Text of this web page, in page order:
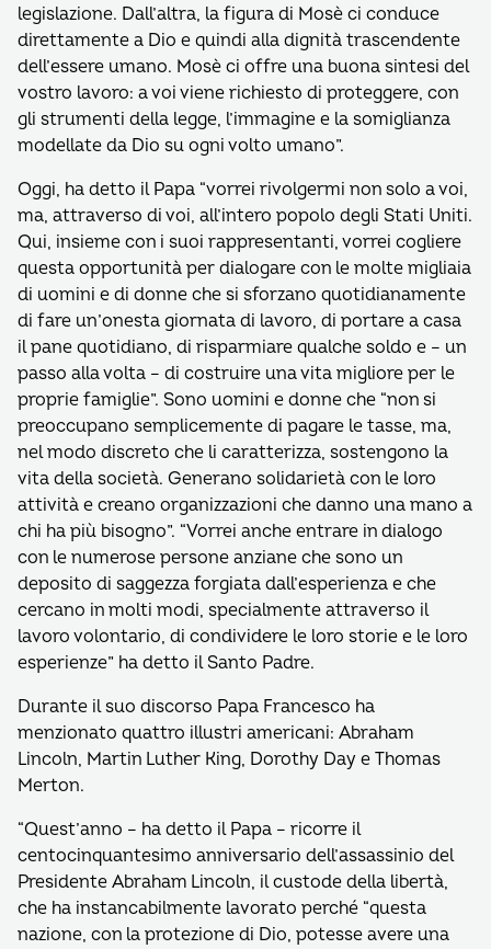
legislazione. Dall’altra, la figura di Mosè ci conduce
direttamente a Dio e quindi alla dignità trascendente
dell’essere umano. Mosè ci offre una buona sintesi del
vostro lavoro: a voi viene richiesto di proteggere, con
gli strumenti della legge, l’immagine e la somiglianza
modellate da Dio su ogni volto umano”.
Oggi, ha detto il Papa “vorrei rivolgermi non solo a voi,
ma, attraverso di voi, all’intero popolo degli Stati Uniti.
Qui, insieme con i suoi rappresentanti, vorrei cogliere
questa opportunità per dialogare con le molte migliaia
di uomini e di donne che si sforzano quotidianamente
di fare un’onesta giornata di lavoro, di portare a casa
il pane quotidiano, di risparmiare qualche soldo e – un
passo alla volta – di costruire una vita migliore per le
proprie famiglie”. Sono uomini e donne che “non si
preoccupano semplicemente di pagare le tasse, ma,
nel modo discreto che li caratterizza, sostengono la
vita della società. Generano solidarietà con le loro
attività e creano organizzazioni che danno una mano a
chi ha più bisogno”. “Vorrei anche entrare in dialogo
con le numerose persone anziane che sono un
deposito di saggezza forgiata dall’esperienza e che
cercano in molti modi, specialmente attraverso il
lavoro volontario, di condividere le loro storie e le loro
esperienze” ha detto il Santo Padre.
Durante il suo discorso Papa Francesco ha
menzionato quattro illustri americani: Abraham
Lincoln, Martin Luther King, Dorothy Day e Thomas
Merton.
“Quest’anno – ha detto il Papa – ricorre il
centocinquantesimo anniversario dell’assassinio del
Presidente Abraham Lincoln, il custode della libertà,
che ha instancabilmente lavorato perché “questa
nazione, con la protezione di Dio, potesse avere una